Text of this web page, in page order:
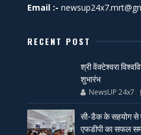
Email :-
RECENT POST
श्री वेंक्टेश्वरा
शुभारंभ
NewsUP 24x7
सी-डैक के सहयोग से
एफडीपी का सफल